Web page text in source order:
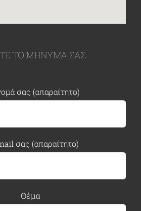
ΤΟ ΜΗΝΥΜΑ ΣΑΣ
σας (απαραίτητο)
σας (απαραίτητο)
Θέμα